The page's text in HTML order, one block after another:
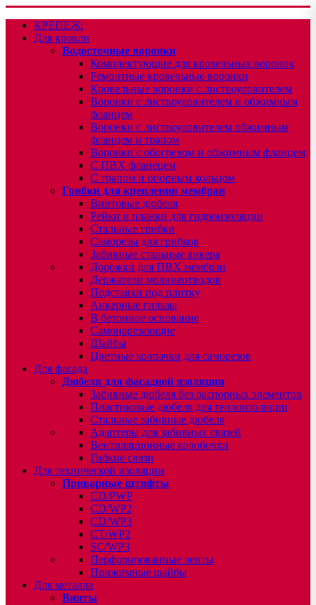
КРЕПЕЖ:
Для кровли
Водосточные воронки
Комплектующие для кровельных воронок
Ремонтные кровельные воронки
Кровельные воронки с листвоуловителем
Воронки с листвоуловителем и обжимным
фланцем
Воронки с листвоуловителем обжимным
фланцем и трапом
Воронки с обогревом и обжимным фланцем
С ПВХ фланецем
С трапом и опорным кольцом
Грибки для крепления мембран
Винтовые дюбеля
Рейки и планки для гидроизоляции
Стальные грибки
Саморезы для грибков
Забивные стальные анкера
Дорожки для ПВХ мембран
Держатели молниеотводов
Подставки под плитку
Анкерные гильзы
В бетонное основание
Самонарезающие
Шайбы
Цветные колпачки для саморезов
Для фасада
Дюбеля для фасадной изоляции
Забивные дюбеля без распорных элементов
Пластиковые дюбеля для теплоизоляции
Стальные забивные дюбеля
Адаптеры для забивных связей
Вентиляционные коробочки
Гибкие связи
Для технической изоляции
Приварные штифты
CD/PWP
CD/WP2
CD/WP3
CT/WP2
SC/WP3
Перфорированные ленты
Прижимные шайбы
Для металла
Винты